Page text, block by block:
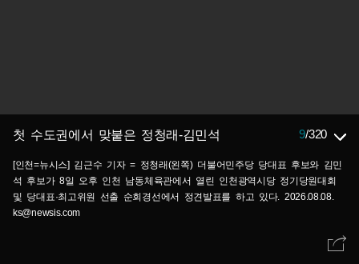
첫 수도권에서 맞붙은 정청래-김민석 9/320
[인천=뉴시스] 김근수 기자 = 정청래(왼쪽) 더불어민주당 당대표 후보와 김민
석 후보가 8일 오후 인천 남동체육관에서 열린 인천광역시당 정기당원대회
및 당대표·최고위원 선출 순회경선에서 정견발표를 하고 있다. 2026.08.08.
ks@newsis.com